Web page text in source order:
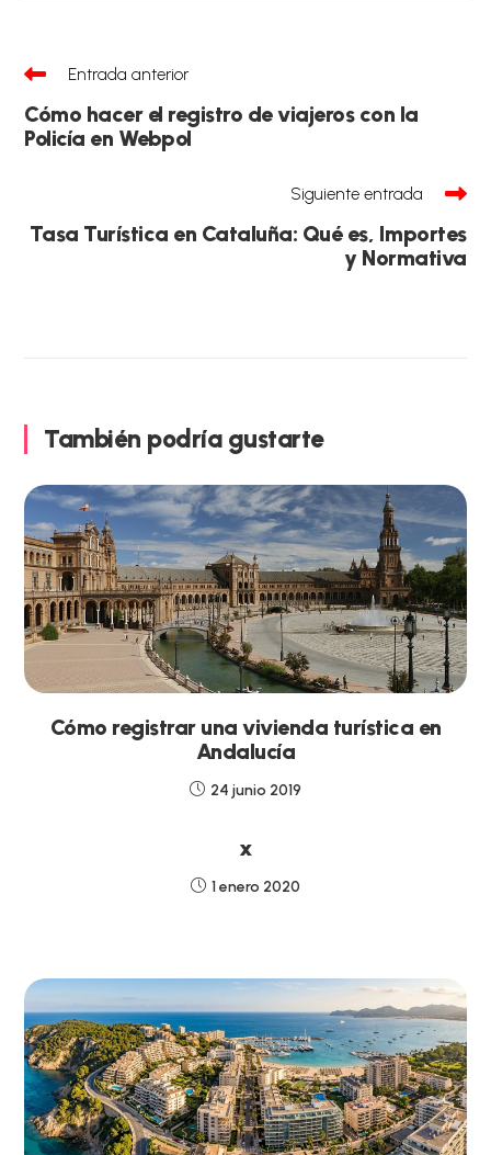
Leer
más
artículos
Entrada anterior
Cómo hacer el registro de viajeros con la
Policía en Webpol
Siguiente entrada
Tasa Turística en Cataluña: Qué es, Importes
y Normativa
También podría gustarte
Cómo registrar una vivienda turística en
Andalucía
24 junio 2019
x
1 enero 2020